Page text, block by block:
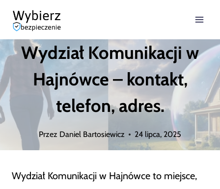
Przejdź
treści Wydział Komunikacji w
Hajnówce – kontakt,
telefon, adres.
Przez Daniel Bartosiewicz 24 lipca, 2025
Wydział Komunikacji w Hajnówce to miejsce,